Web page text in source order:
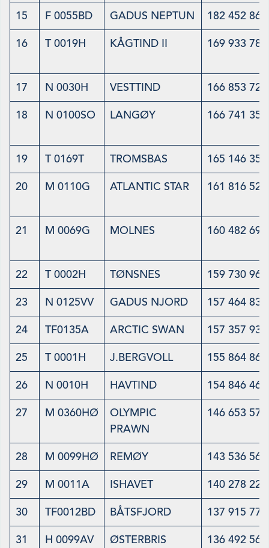
15 F 0055BD GADUS NEPTUN 182 452 869
16 T 0019H KÅGTIND II 169 933 783
17 N 0030H VESTTIND 166 853 727
18 N 0100SO LANGØY 166 741 350
19 T 0169T TROMSBAS 165 146 353
20 M 0110G ATLANTIC STAR 161 816 527
21 M 0069G MOLNES 160 482 695
22 T 0002H TØNSNES 159 730 968
23 N 0125VV GADUS NJORD 157 464 836
24 TF0135A ARCTIC SWAN 157 357 932
25 T 0001H J.BERGVOLL 155 864 866
26 N 0010H HAVTIND 154 846 468
27 M 0360HØ
OLYMPIC
PRAWN
146 653 577
28 M 0099HØ REMØY 143 536 564
29 M 0011A ISHAVET 140 278 224
30 TF0012BD BÅTSFJORD 137 915 778
31 H 0099AV ØSTERBRIS 136 492 561